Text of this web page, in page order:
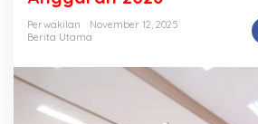
P
t
a
Perwakilan
November 12, 2025
Berita Utama